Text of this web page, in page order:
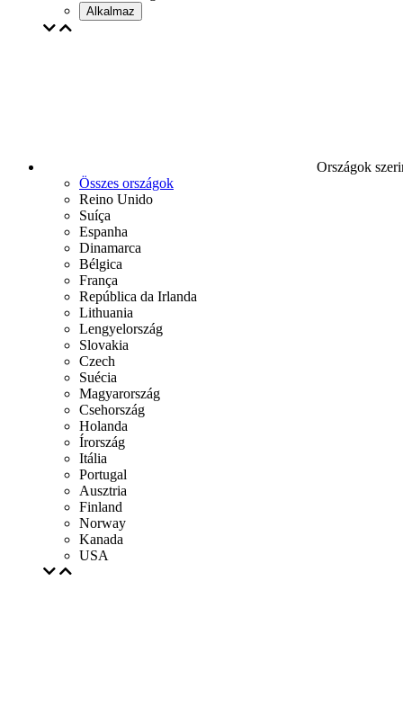
Alkalmaz
Országok
Összes országok
Reino Unido
Suíça
Espanha
Dinamarca
Bélgica
França
República da Irlanda
Lithuania
Lengyelország
Slovakia
Czech
Suécia
Magyarország
Csehország
Holanda
Írország
Itália
Portugal
Ausztria
Finland
Norway
Kanada
USA